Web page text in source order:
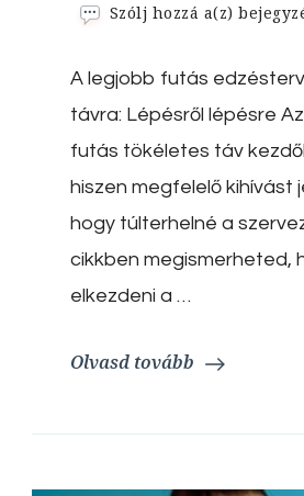
Szólj hozzá a(z)A
5
km
lépésre
A legjobb futás
távra: Lépésről lépésre
futás tökéletes táv
hiszen megfelelő kihívást
hogy túlterhelné a
cikkben megismerheted,
elkezdeni a …
Olvasd tovább